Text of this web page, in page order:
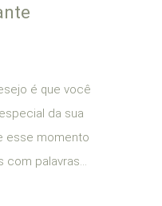
é que você
da sua
esse momento
palavras...